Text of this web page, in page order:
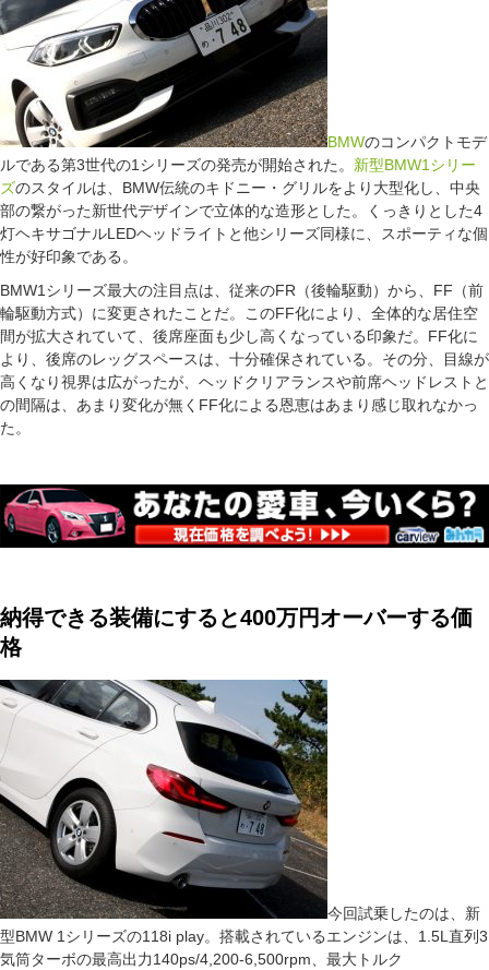
BMWのコンパクトモデ
ルである第3世代の1シリーズの発売が開始された。 新型BMW1シリー
ズのスタイルは、BMW伝統のキドニー・グリルをより大型化し、中央
部の繋がった新世代デザインで立体的な造形とした。くっきりとした4
灯ヘキサゴナルLEDヘッドライトと他シリーズ同様に、スポーティな個
性が好印象である。
BMW1シリーズ最大の注目点は、従来のFR（後輪駆動）から、FF（前
輪駆動方式）に変更されたことだ。このFF化により、全体的な居住空
間が拡大されていて、後席座面も少し高くなっている印象だ。FF化に
より、後席のレッグスペースは、十分確保されている。その分、目線が
高くなり視界は広がったが、ヘッドクリアランスや前席ヘッドレストと
の間隔は、あまり変化が無くFF化による恩恵はあまり感じ取れなかっ
た。
納得できる装備にすると400万円オーバーする価
格
今回試乗したのは、新
型BMW 1シリーズの118i play。搭載されているエンジンは、1.5L直列3
気筒ターボの最高出力140ps/4,200-6,500rpm、最大トルク